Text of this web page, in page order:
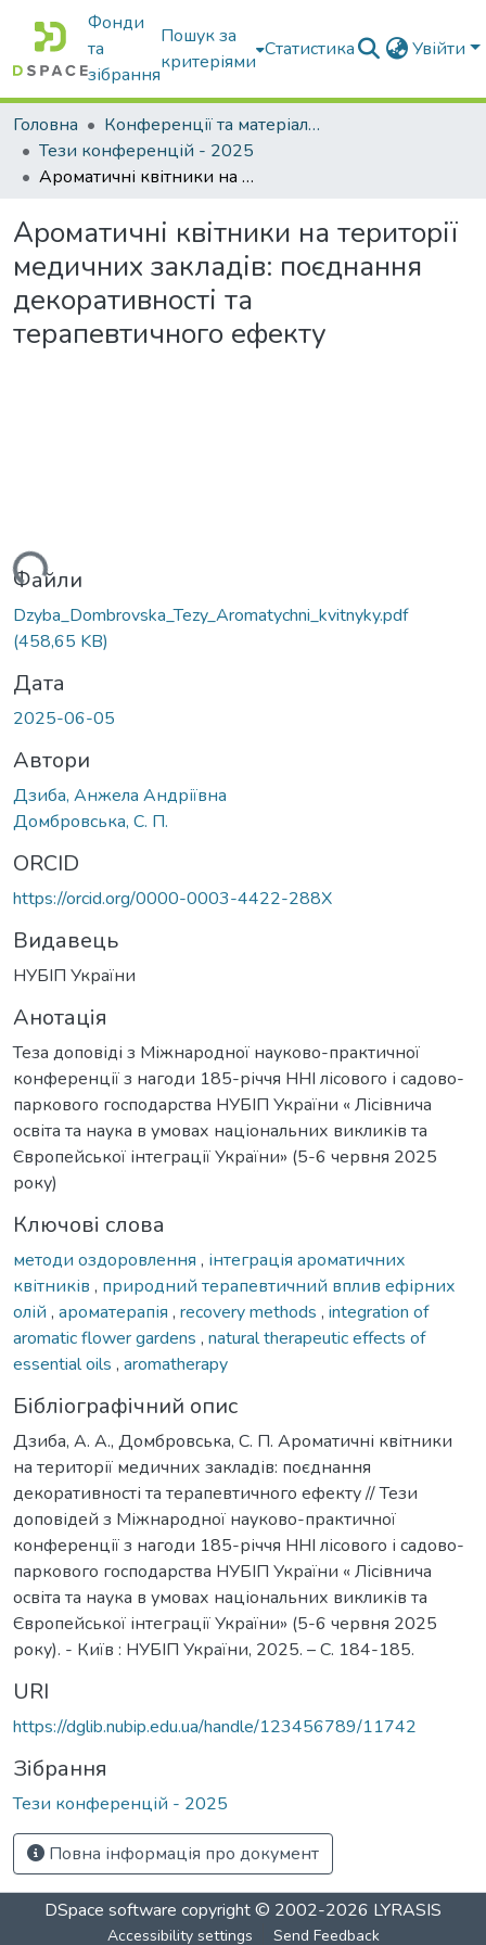
Фонди
та
зібрання
Пошук за
критеріями
Статистика Увійти
Головна
Конференції та матеріали конференцій
Тези конференцій - 2025
Ароматичні квітники на території медичних закладів: поєднання декоративності та терапевтичного ефекту
Ароматичні квітники на території
медичних закладів: поєднання
декоративності та
терапевтичного ефекту
Файли
Dzyba_Dombrovska_Tezy_Aromatychni_kvitnyky.pdf
(458,65 KB)
Дата
2025-06-05
Автори
Дзиба, Анжела Андріївна
Домбровська, С. П.
ORCID
https://orcid.org/0000-0003-4422-288X
Видавець
НУБІП України
Анотація
Теза доповіді з Міжнародної науково-практичної
конференції з нагоди 185-річчя ННІ лісового і садово-
паркового господарства НУБІП України « Лісівнича
освіта та наука в умовах національних викликів та
Європейської інтеграції України» (5-6 червня 2025
року)
Ключові слова
методи оздоровлення , інтеграція ароматичних
квітників , природний терапевтичний вплив ефірних
олій , ароматерапія , recovery methods , integration of
aromatic flower gardens , natural therapeutic effects of
essential oils , aromatherapy
Бібліографічний опис
Дзиба, А. А., Домбровська, С. П. Ароматичні квітники
на території медичних закладів: поєднання
декоративності та терапевтичного ефекту // Тези
доповідей з Міжнародної науково-практичної
конференції з нагоди 185-річчя ННІ лісового і садово-
паркового господарства НУБІП України « Лісівнича
освіта та наука в умовах національних викликів та
Європейської інтеграції України» (5-6 червня 2025
року). - Київ : НУБІП України, 2025. – С. 184-185.
URI
https://dglib.nubip.edu.ua/handle/123456789/11742
Зібрання
Тези конференцій - 2025
Повна інформація про документ
DSpace software copyright © 2002-2026 LYRASIS
Accessibility settings Send Feedback